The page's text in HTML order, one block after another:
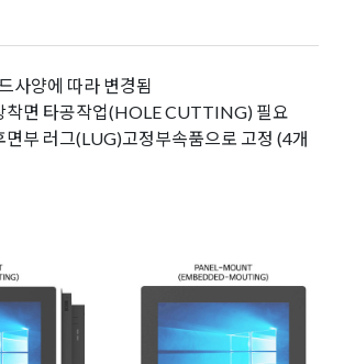
사양에 따라 변경됨
착면 타공작업(HOLE CUTTING) 필요
부 러그(LUG)고정부속품으로 고정 (4개